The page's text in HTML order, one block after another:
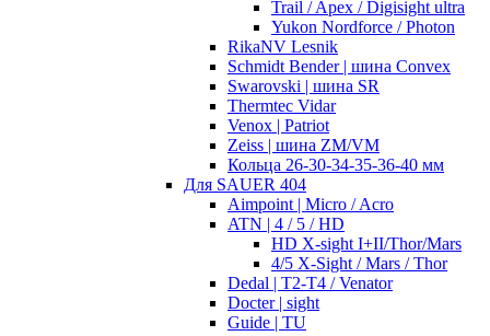
Trail / Apex / Digisight ultra
Yukon Nordforce / Photon
RikaNV Lesnik
Schmidt Bender | шина Convex
Swarovski | шина SR
Thermtec Vidar
Venox | Patriot
Zeiss | шина ZM/VM
Кольца 26-30-34-35-36-40 мм
Для SAUER 404
Aimpoint | Micro / Acro
ATN | 4 / 5 / HD
HD X-sight I+II/Thor/Mars
4/5 X-Sight / Mars / Thor
Dedal | T2-T4 / Venator
Docter | sight
Guide | TU